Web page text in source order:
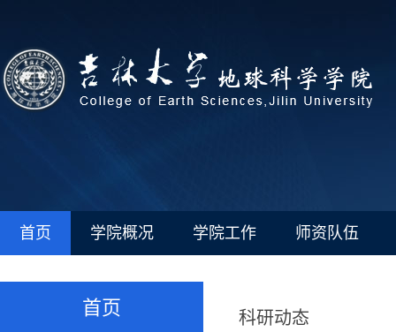
首页 学院概况 学院工作 师资队伍
首页 科研动态